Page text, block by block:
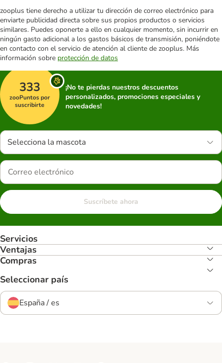
zooplus tiene derecho a utilizar tu dirección de correo electrónico para
enviarte publicidad directa sobre sus propios productos o servicios
similares. Puedes oponerte a ello en cualquier momento, sin incurrir en
ningún gasto adicional a los gastos básicos de transmisión, poniéndote
en contacto con el servicio de atención al cliente de zooplus. Más
información sobre protección de datos
333
zooPuntos por
suscribirte
¡No te pierdas nuestros descuentos
personalizados, promociones especiales y
novedades!
Selecciona la mascota
Suscríbete ahora
Servicios
Ventajas
Compras
Seleccionar país
España / es